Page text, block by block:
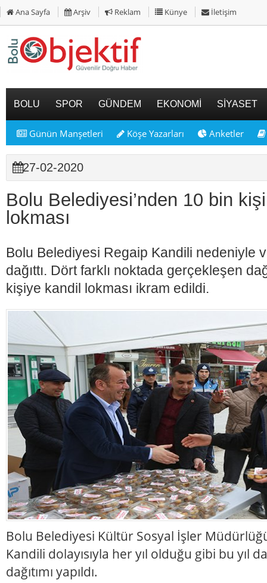
Ana Sayfa Arşiv Reklam Künye İletişim
BOLU SPOR GÜNDEM EKONOMİ SİYASET
Günün Manşetleri Köşe Yazarları Anketler
27-02-2020
Bolu Belediyesi’nden 10 bin
lokması
Bolu Belediyesi Regaip Kandili nedeniyle
dağıttı. Dört farklı noktada gerçekleşen
kişiye kandil lokması ikram edildi.
Bolu Belediyesi Kültür Sosyal İşler
Kandili dolayısıyla her yıl olduğu gibi bu yıl
dağıtımı yapıldı.